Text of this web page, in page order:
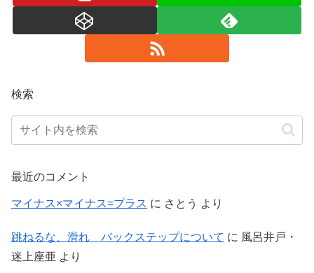
検索
最近のコメント
マイナス×マイナス=プラス に さとう より
跳ねるな、滑れ バックステップについて に 風呂井戸・
迷上座亜 より